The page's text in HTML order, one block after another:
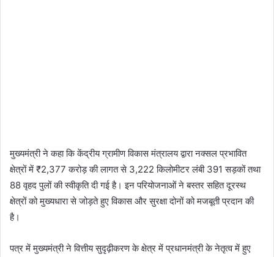
मुख्यमंत्री ने कहा कि केंद्रीय ग्रामीण विकास मंत्रालय द्वारा नक्सल प्रभावित
क्षेत्रों में ₹2,377 करोड़ की लागत से 3,222 किलोमीटर लंबी 391 सड़कों तथा
88 वृहद पुलों की स्वीकृति दी गई है। इन परियोजनाओं ने बस्तर सहित दूरस्थ
क्षेत्रों को मुख्यधारा से जोड़ते हुए विकास और सुरक्षा दोनों को मजबूती प्रदान की
है।
पत्र में मुख्यमंत्री ने वित्तीय सुदृढ़ीकरण के क्षेत्र में प्रधानमंत्री के नेतृत्व में हुए